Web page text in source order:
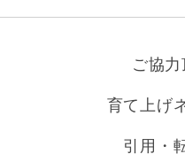
ご協
育て上げ
引用・